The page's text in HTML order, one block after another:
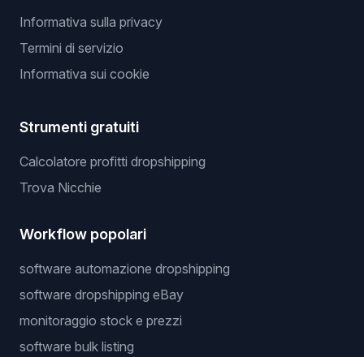
Informativa sulla privacy
Termini di servizio
Informativa sui cookie
Strumenti gratuiti
Calcolatore profitti dropshipping
Trova Nicchie
Workflow popolari
software automazione dropshipping
software dropshipping eBay
monitoraggio stock e prezzi
software bulk listing